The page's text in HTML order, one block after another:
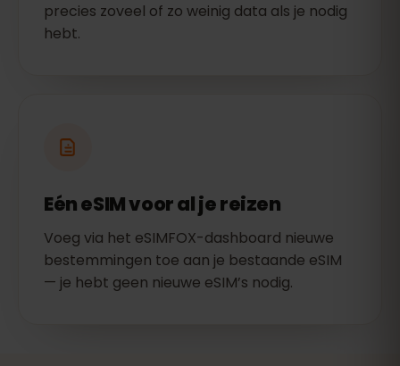
precies zoveel of zo weinig data als je nodig
hebt.
Eén eSIM voor al je reizen
Voeg via het eSIMFOX-dashboard nieuwe
bestemmingen toe aan je bestaande eSIM
— je hebt geen nieuwe eSIM’s nodig.